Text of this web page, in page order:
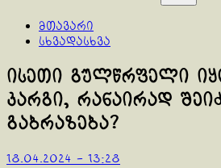
მთავარი
სხვადასხვა
ისეთი გულწრფელი
კარგი, რანაირად
გაბრაზება?
18.04.2024 - 13:28